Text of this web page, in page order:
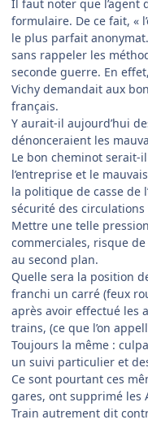
Il faut noter que l’agent
formulaire. De ce fait, «
le plus parfait
sans rappeler les
seconde guerre. En
Vichy demandait aux
français.
Y aurait-il aujourd’hui
dénonceraient les
Le bon cheminot
l’entreprise et le
la politique de casse de
sécurité des circulations
Mettre une telle
commerciales, risque
au second plan.
Quelle sera la position
franchi un carré (feux
après avoir effectué les
trains, (ce que l’on
Toujours la même :
un suivi particulier et
Ce sont pourtant ces
gares, ont supprimé les
Train autrement dit